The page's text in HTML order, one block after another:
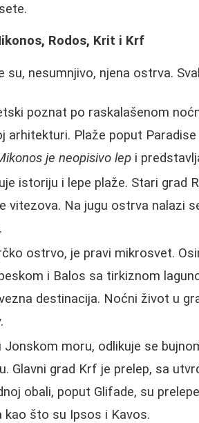
Rodos, Krit i Krf
su, nesumnjivo, njena ostrva.
poznat po raskalašenom
arhitekturi. Plaže poput
je neopisivo lep i
istoriju i lepe plaže. Stari grad
vitezova. Na jugu ostrva nalazi
ostrvo, je pravi mikrosvet.
i Balos sa tirkiznom
destinacija. Noćni život u
Jonskom moru, odlikuje se
Glavni grad Krf je prelep, sa
obali, poput Glifade, su
kao što su Ipsos i Kavos.